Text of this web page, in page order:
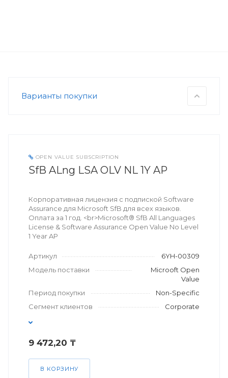
Варианты покупки
OPEN VALUE SUBSCRIPTION
SfB ALng LSA OLV NL 1Y AP
Корпоративная лицензия с подпиской Software
Assurance для Microsoft SfB для всех языков.
Оплата за 1 год. <br>Microsoft® SfB All Languages
License & Software Assurance Open Value No Level
1 Year AP
Артикул
6YH-00309
Модель поставки
Microoft Open
Value
Период покупки
Non-Specific
Сегмент клиентов
Corporate
9 472,20 ₸
В КОРЗИНУ